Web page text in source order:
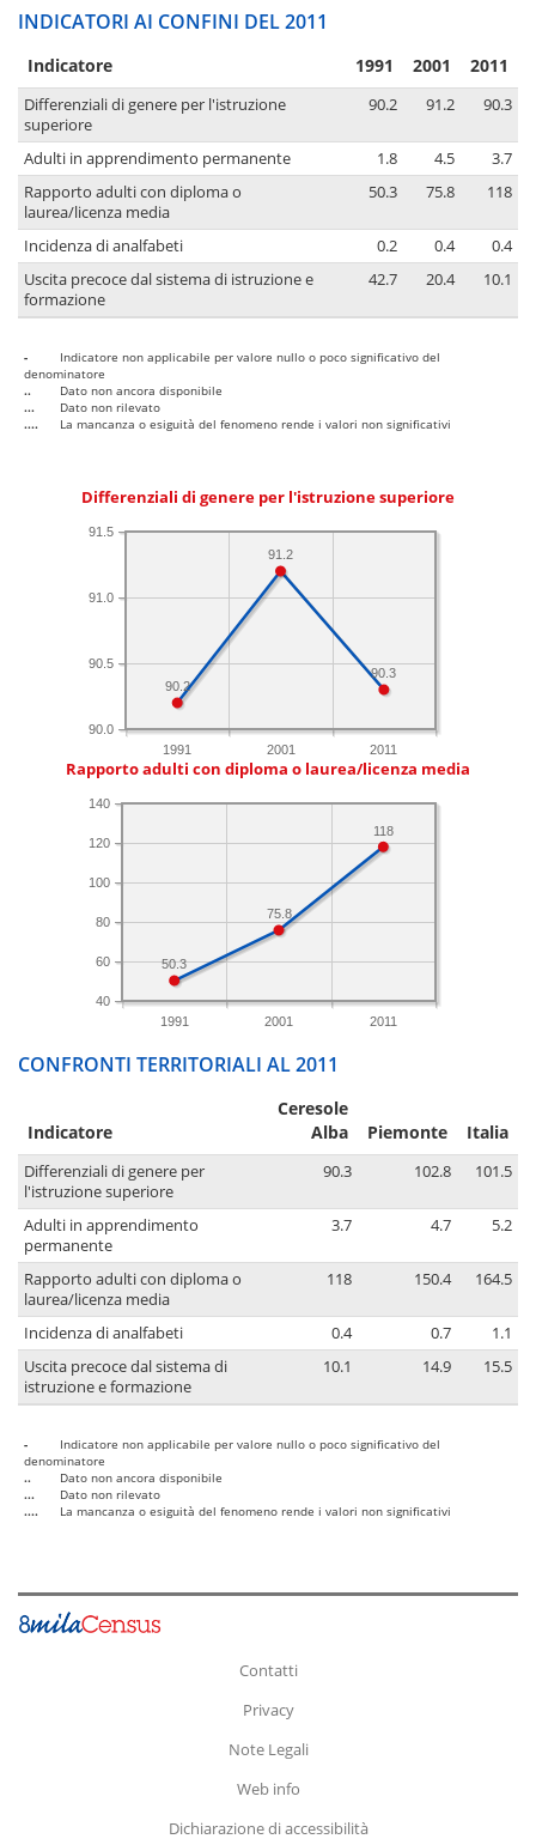
INDICATORI AI CONFINI DEL 2011
Indicatore 1991 2001 2011
Differenziali di genere per l'istruzione
superiore
90.2 91.2 90.3
Adulti in apprendimento permanente 1.8 4.5
3.7
Rapporto adulti con diploma o
laurea/licenza media
50.3 75.8 118
Incidenza di analfabeti 0.2 0.4
0.4
Uscita precoce dal sistema di istruzione e
formazione
42.7 20.4 10.1
-
Indicatore non applicabile per valore nullo o poco significativo del
denominatore
..
Dato non ancora disponibile
...
Dato non rilevato
....
La mancanza o esiguità del fenomeno rende i valori non significativi
Differenziali di genere per l'istruzione superiore
1991 2001 2011
90.0
90.5
91.0
91.5
90.3
91.2
90.2
Rapporto adulti con diploma o laurea/licenza media
1991 2001 2011
40
60
80
100
120
140
118
75.8
50.3
CONFRONTI TERRITORIALI AL 2011
Indicatore
Ceresole
Alba
Piemonte Italia
Differenziali di genere per
l'istruzione superiore
90.3 102.8 101.5
Adulti in apprendimento
permanente
3.7 4.7 5.2
Rapporto adulti con diploma o
laurea/licenza media
118 150.4 164.5
Incidenza di analfabeti 0.4 0.7
1.1
Uscita precoce dal sistema di
istruzione e formazione
10.1 14.9 15.5
-
Indicatore non applicabile per valore nullo o poco significativo del
denominatore
..
Dato non ancora disponibile
...
Dato non rilevato
....
La mancanza o esiguità del fenomeno rende i valori non significativi
Contatti
Privacy
Note Legali
Web info
Dichiarazione di accessibilità